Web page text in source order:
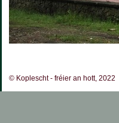
© Koplescht - fréier an hott, 2022